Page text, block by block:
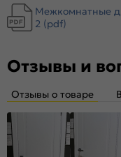
Межкомнатные
2 (pdf)
Отзывы и
Отзывы о товаре